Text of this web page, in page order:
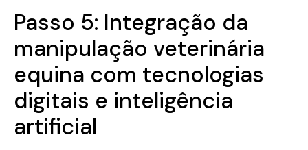
Passo 5: Integração da
manipulação veterinária
equina com tecnologias
digitais e inteligência
artificial